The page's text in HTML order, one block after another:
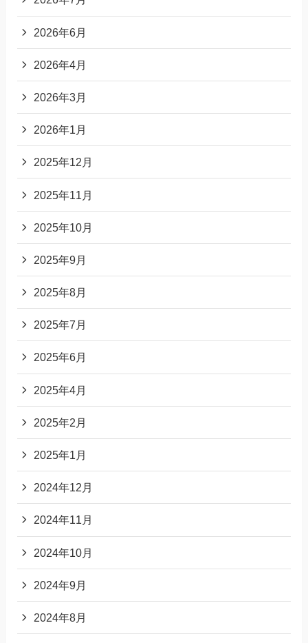
2026年6月
2026年4月
2026年3月
2026年1月
2025年12月
2025年11月
2025年10月
2025年9月
2025年8月
2025年7月
2025年6月
2025年4月
2025年2月
2025年1月
2024年12月
2024年11月
2024年10月
2024年9月
2024年8月